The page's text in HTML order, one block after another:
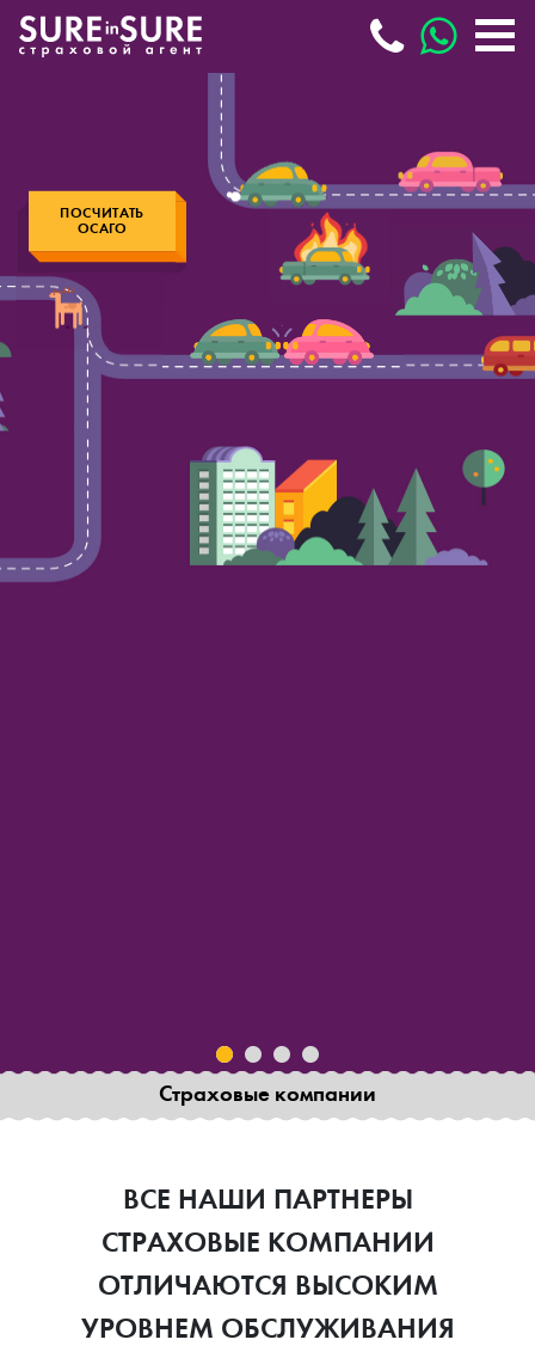
ПОСЧИТАТЬ
ОСАГО
Страховые компании
ВСЕ НАШИ ПАРТНЕРЫ
СТРАХОВЫЕ КОМПАНИИ
ОТЛИЧАЮТСЯ ВЫСОКИМ
УРОВНЕМ ОБСЛУЖИВАНИЯ